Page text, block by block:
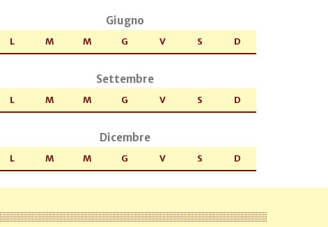
Giugno
L M M G V S D
Settembre
L M M G V S D
Dicembre
L M M G V S D